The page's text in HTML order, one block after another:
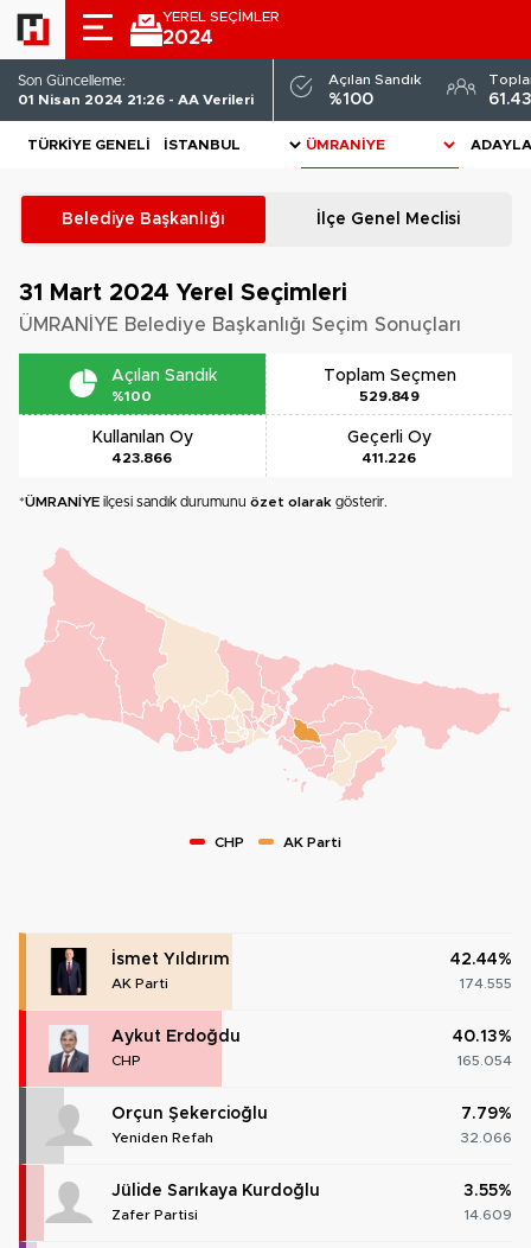
YEREL SEÇİMLER
2024
Son Güncelleme:
01 Nisan 2024 21:26 - AA Verileri
Açılan Sandık
%100
TÜRKIYE GENELI
Belediye Başkanlığı İlçe Genel Meclisi
31 Mart 2024 Yerel Seçimleri
ÜMRANİYE Belediye Başkanlığı Seçim Sonuçları
Açılan Sandık
%100
Toplam Seçmen
529.849
Kullanılan Oy
423.866
Geçerli Oy
411.226
*ÜMRANİYE ilçesi sandık durumunu özet olarak gösterir.
CHP AK Parti
İsmet Yıldırım
AK Parti
42.44%
174.555
Aykut Erdoğdu
CHP
40.13%
165.054
Orçun Şekercioğlu
Yeniden Refah
7.79%
32.066
Jülide Sarıkaya Kurdoğlu
Zafer Partisi
3.55%
14.609